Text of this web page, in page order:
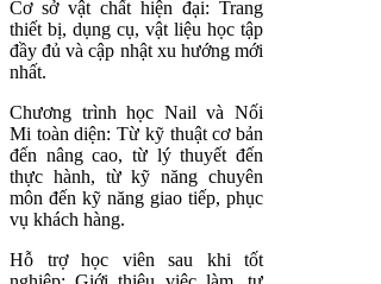
Cơ sở vật chất hiện đại: Trang
thiết bị, dụng cụ, vật liệu học tập
đầy đủ và cập nhật xu hướng mới
nhất.
Chương trình học Nail và Nối
Mi toàn diện: Từ kỹ thuật cơ bản
đến nâng cao, từ lý thuyết đến
thực hành, từ kỹ năng chuyên
môn đến kỹ năng giao tiếp, phục
vụ khách hàng.
Hỗ trợ học viên sau khi tốt